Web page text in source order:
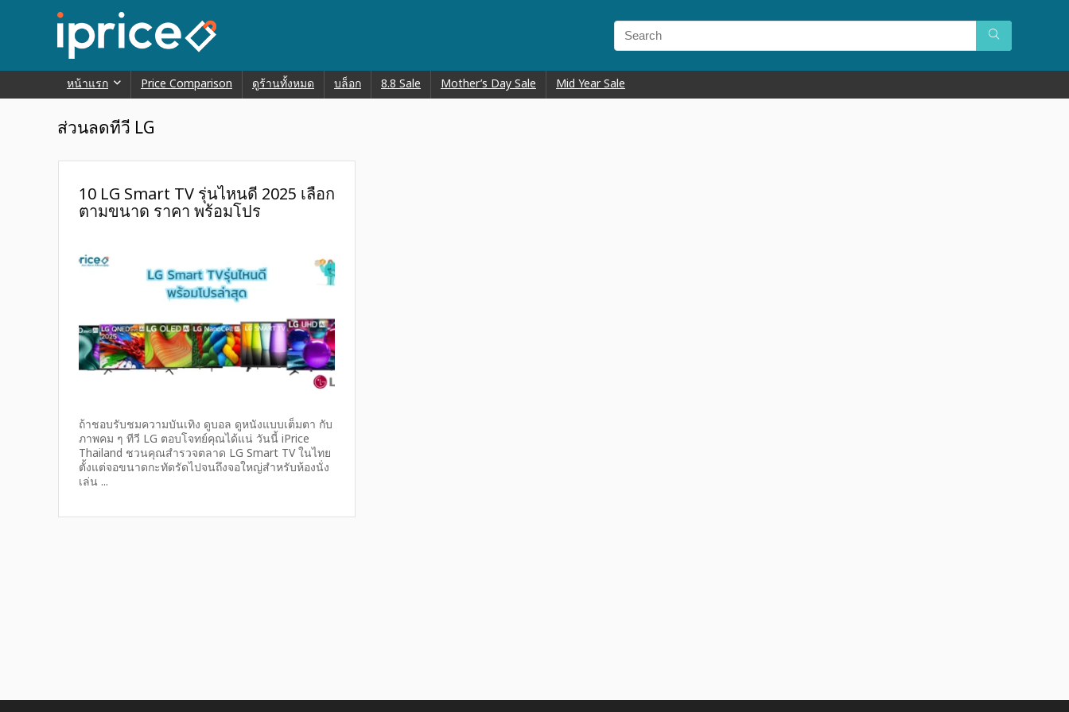
หน้าแรก Price Comparison ดูร้านทั้งหมด บล็อก 8.8 Sale Mother’s Day Sale Mid Year Sale
ส่วนลดทีวี LG
10 LG Smart TV รุ่นไหนดี 2025 เลือก
ตามขนาด ราคา พร้อมโปร
ถ้าชอบรับชมความบันเทิง ดูบอล ดูหนังแบบเต็มตา กับ
ภาพคม ๆ ทีวี LG ตอบโจทย์คุณได้แน่ วันนี้ iPrice
Thailand ชวนคุณสำรวจตลาด LG Smart TV ในไทย
ตั้งแต่จอขนาดกะทัดรัดไปจนถึงจอใหญ่สำหรับห้องนั่ง
เล่น ...